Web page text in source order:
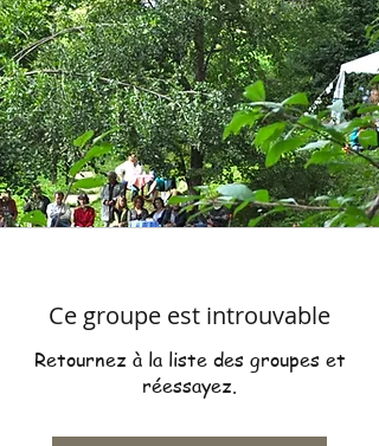
Ce groupe est introuvable
Retournez à la liste des groupes et
réessayez.